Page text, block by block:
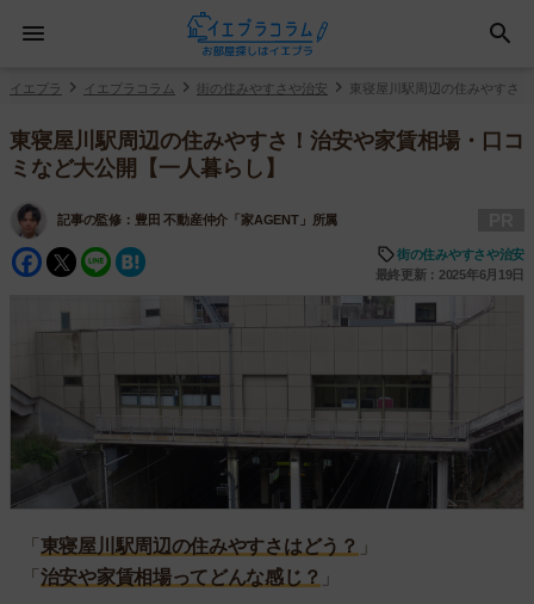
イエプラ イエプラコラム 街の住みやすさや治安 東寝屋川駅周辺の住みやすさ
東寝屋川駅周辺の住みやすさ！治安や家賃相場・口コ
ミなど大公開【一人暮らし】
記事の監修： 豊田 不動産仲介「家AGENT」所属
Facebook
Twitter
Line
街の住みやすさや治安
最終更新：2025年6月19日
「 東寝屋川駅周辺の住みやすさはどう？ 」
「 治安や家賃相場ってどんな感じ？ 」